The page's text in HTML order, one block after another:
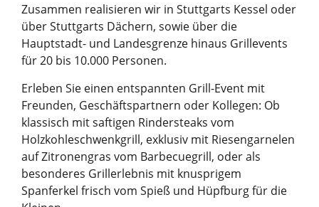
Zusammen realisieren wir in Stuttgarts Kessel oder
über Stuttgarts Dächern, sowie über die
Hauptstadt- und Landesgrenze hinaus Grillevents
für 20 bis 10.000 Personen.
Erleben Sie einen entspannten Grill-Event mit
Freunden, Geschäftspartnern oder Kollegen: Ob
klassisch mit saftigen Rindersteaks vom
Holzkohleschwenkgrill, exklusiv mit Riesengarnelen
auf Zitronengras vom Barbecuegrill, oder als
besonderes Grillerlebnis mit knusprigem
Spanferkel frisch vom Spieß und Hüpfburg für die